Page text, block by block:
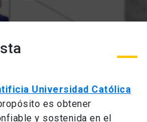
Universidad Católica
es obtener
y sostenida en el